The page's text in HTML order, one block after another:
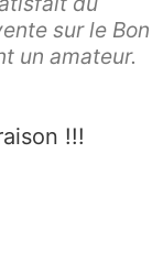
sur le Bon
un amateur.
!!!